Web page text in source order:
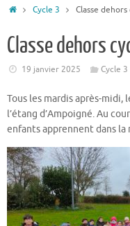
Accueil
Cycle 3 Classe dehors
Classe dehors
19 janvier 2025 Cycle 3
Tous les mardis après-midi,
l’étang d’Ampoigné. Au
enfants apprennent dans la